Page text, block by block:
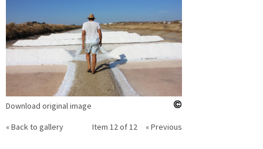
Download original image
« Back to gallery
Item 12 of 12 « Previous